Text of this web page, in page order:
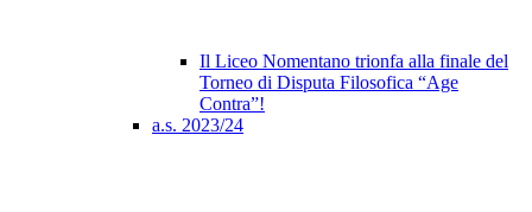
Il Liceo Nomentano trionfa alla finale del
Torneo di Disputa Filosofica “Age
Contra”!
a.s. 2023/24